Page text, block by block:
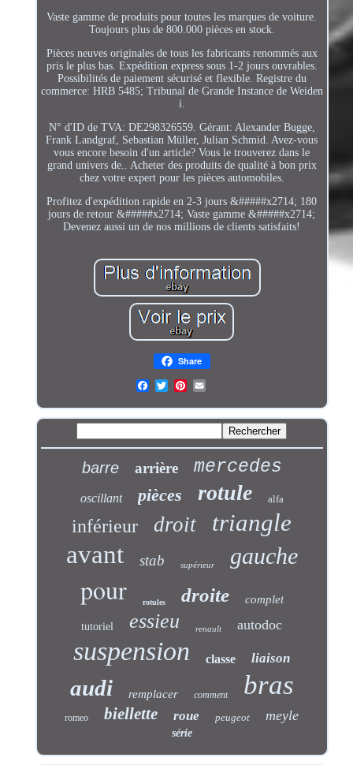
Vaste gamme de produits pour toutes les marques de voiture.
Toujours plus de 800.000 pièces en stock.
Pièces neuves originales de tous les fabricants renommés aux
pris le plus bas. Expédition express sous 1-2 jours ouvrables.
Possibilités de paiement sécurisé et flexible. Registre du
commerce: HRB 5485; Tribunal de Grande Instance de Weiden
i.
N° d'ID de TVA: DE298326559. Gérant: Alexander Bugge,
Frank Landgraf, Sebastian Müller, Julian Schmid. Avez-vous
vous encore besoin d'un article? Vous le trouverez dans le
grand univers de.. Acheter des produits de qualité à bon prix
chez votre expert pour les pièces automobiles.
Profitez d'expédition rapide en 2-3 jours &#####x2714; 180
jours de retour &#####x2714; Vaste gamme &#####x2714;
Devenez aussi un de nos millions de clients satisfaits!
Share
barre arrière mercedes
oscillant pièces rotule alfa
inférieur droit triangle
avant stab supérieur gauche
pour rotules droite complet
tutoriel essieu renault autodoc
suspension classe liaison
audi remplacer comment bras
romeo biellette roue peugeot meyle
série